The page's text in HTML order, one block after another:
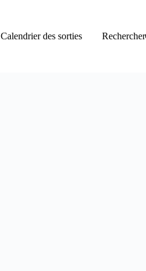
Calendrier des sorties Rechercher